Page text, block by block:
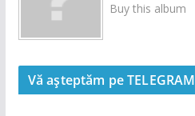
Buy this album
Vă așteptăm pe TELEGRAM